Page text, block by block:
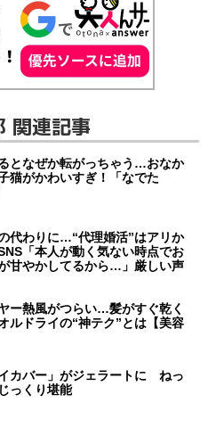
関連記事
となぜか転がっちゃう…おなか
猫がかわいすぎ！「なでた
代わりに…“代理婚活”はアリか
「本人が動く気ない時点でお
甘やかしてるから…」厳しい声
ー熱風がつらい…髪がすぐ乾く
ルドライの“神テク”とは【美容
カバー」がジェラートに ねっ
っくり堪能